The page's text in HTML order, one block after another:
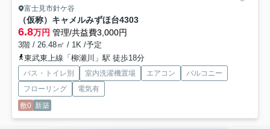
富士見市針ケ谷
（仮称）キャメルみずほ台4303
6.8万円 管理/共益費3,000円
3階 / 26.48㎡ / 1K /予定
東武東上線「柳瀬川」駅 徒歩18分
バス・トイレ別 室内洗濯機置場 エアコン
バルコニー
フローリング
電気有
敷0 新築